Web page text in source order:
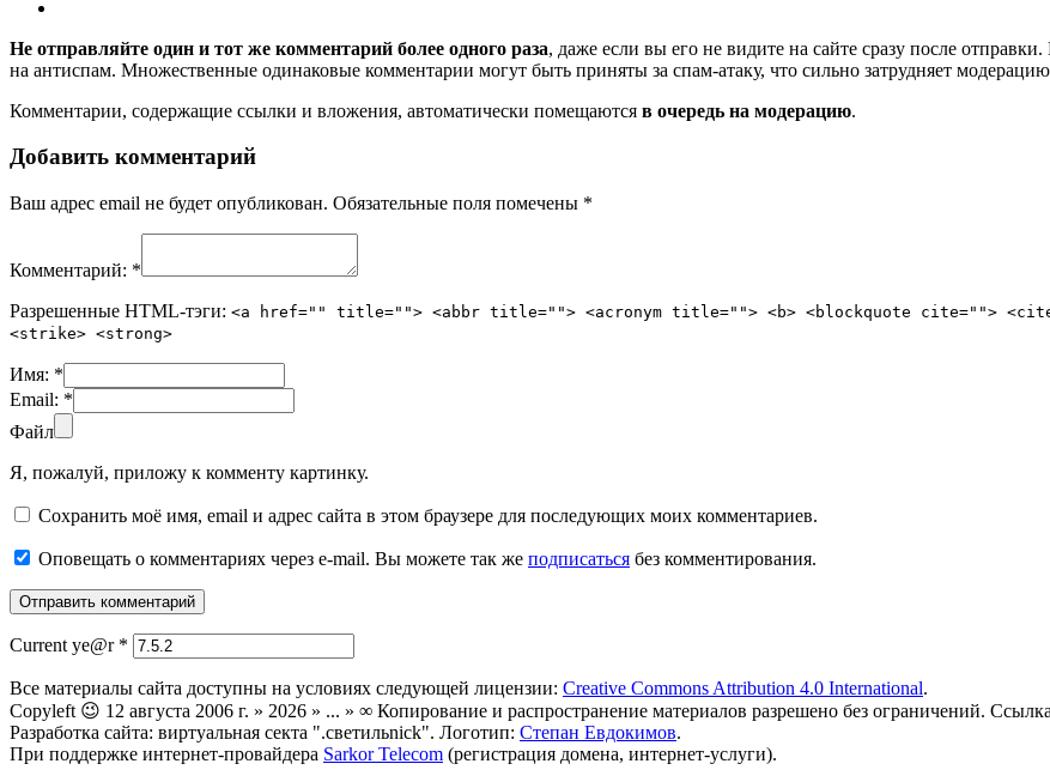
Не отправляйте один и тот же комментарий более одного раза, даже если вы его не видите на сайте сразу после
на антиспам. Множественные одинаковые комментарии могут быть приняты за спам-атаку, что сильно затрудняет
Комментарии, содержащие ссылки и вложения, автоматически помещаются в очередь на модерацию.
Добавить комментарий
Ваш адрес email не будет опубликован. Обязательные поля помечены *
Комментарий: *
Разрешенные HTML-тэги: <a href="" title=""> <abbr title=""> <acronym title=""> <b> <blockquote cite="">
<strike> <strong>
Имя: *
Email: *
Файл
Я, пожалуй, приложу к комменту картинку.
Сохранить моё имя, email и адрес сайта в этом браузере для последующих моих комментариев.
Оповещать о комментариях через e-mail. Вы можете так же подписаться без комментирования.
Current ye@r *
Все материалы сайта доступны на условиях следующей лицензии: Creative Commons Attribution 4.0 International.
Copyleft 😉 12 августа 2006 г. » 2026 » ... » ∞ Копирование и распространение материалов разрешено без ограничений.
Разработка сайта: виртуальная секта ".светильnick". Логотип: Степан Евдокимов.
При поддержке интернет-провайдера Sarkor Telecom (регистрация домена, интернет-услуги).